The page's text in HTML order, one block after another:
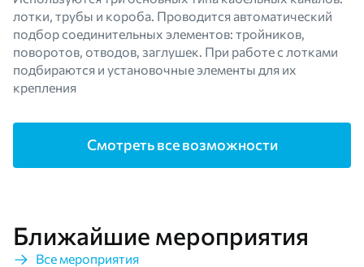
лотки, трубы и короба. Проводится автоматический
подбор соединительных элементов: тройников,
поворотов, отводов, заглушек. При работе с лотками
подбираются и установочные элементы для их
крепления
Смотреть все возможности
Ближайшие мероприятия
Все мероприятия